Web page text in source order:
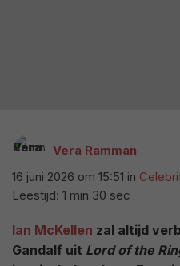
Vera Ramman
16 juni 2026 om 15:51 in
Leestijd: 1 min 30 sec
Ian McKellen zal altijd
Gandalf uit Lord of the